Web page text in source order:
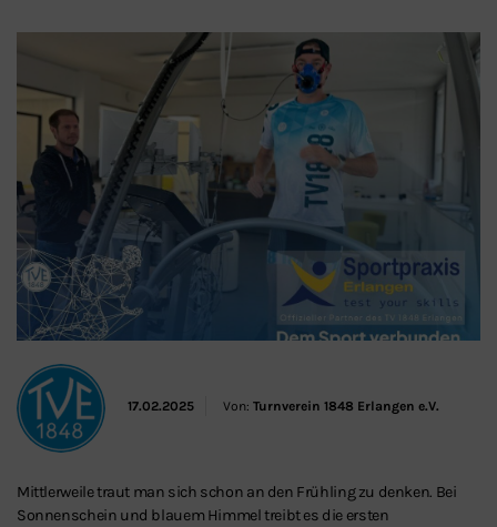
Schließen
17.02.2025 Von: Turnverein 1848 Erlangen e.V.
Mittlerweile traut man sich schon an den Frühling zu denken. Bei
Sonnenschein und blauem Himmel treibt es die ersten